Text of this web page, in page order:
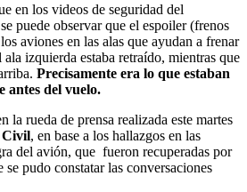
en los videos de seguridad del
puede observar que el espoiler (frenos
aviones en las alas que ayudan a frenar
izquierda estaba retraído, mientras que
Precisamente era lo que estaban
antes del vuelo.
la rueda de prensa realizada este martes
Civil, en base a los hallazgos en las
del avión, que fueron recuperadas por
pudo constatar las conversaciones